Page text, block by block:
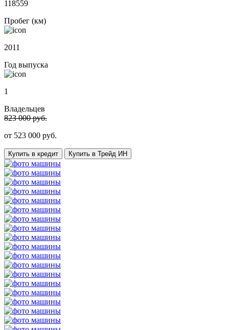
118559
Пробег (км)
2011
Год выпуска
1
Владельцев
823 000 руб.
от 523 000 руб.
Купить в кредит Купить в Трейд ИН